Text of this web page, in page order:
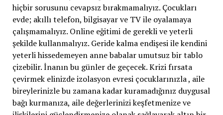
hiçbir sorusunu cevapsız bırakmamalıyız. Çocukları
evde; akıllı telefon, bilgisayar ve TV ile oyalamaya
çalışmamalıyız. Online eğitimi de gerekli ve yeterli
şekilde kullanmalıyız. Geride kalma endişesi ile kendini
yeterli hissedemeyen anne babalar umutsuz bir tablo
çizebilir. İnanın bu günler de geçecek. Krizi fırsata
çevirmek elinizde izolasyon evresi çocuklarınızla , aile
bireylerinizle bu zamana kadar kuramadığınız duygusal
bağı kurmanıza, aile değerlerinizi keşfetmenize ve